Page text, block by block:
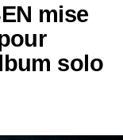
mise
solo